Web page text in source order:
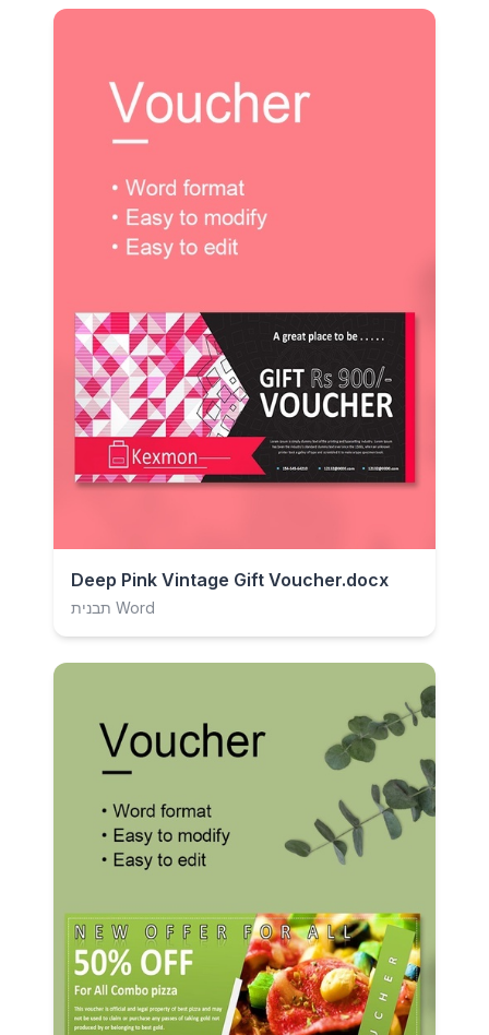
Deep Pink Vintage Gift Voucher.docx
תבנית Word